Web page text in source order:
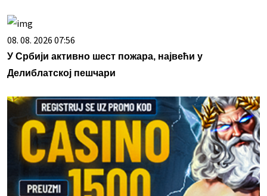
08. 08. 2026 07:56
У Србији активно шест пожара, највећи у
Делиблатској пешчари